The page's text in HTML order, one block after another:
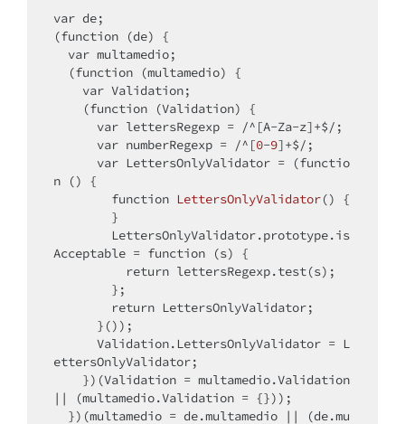
var de;
(function (de) {
var multamedio;
var Validation;
var lettersRegexp = /^[A-Za-z]+$/;
var numberRegexp = /^[0-9]+$/;
var LettersOnlyValidator = (functio
n () {
function LettersOnlyValidator()
{
Acceptable = function (s) {
return lettersRegexp.test(s);
return LettersOnlyValidator;
ettersOnlyValidator;
|| (multamedio.Validation = {}));